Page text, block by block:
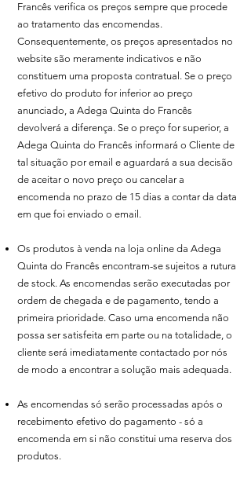
Francês verifica os preços sempre que procede
ao tratamento das encomendas.
Consequentemente, os preços apresentados no
website são meramente indicativos e não
constituem uma proposta contratual. Se o preço
efetivo do produto for inferior ao preço
anunciado, a Adega Quinta do Francês
devolverá a diferença. Se o preço for superior, a
Adega Quinta do Francês informará o Cliente de
tal situação por email e aguardará a sua decisão
de aceitar o novo preço ou cancelar a
encomenda no prazo de 15 dias a contar da data
em que foi enviado o email.
Os produtos à venda na loja online da Adega
Quinta do Francês encontram-se sujeitos a rutura
de stock. As encomendas serão executadas por
ordem de chegada e de pagamento, tendo a
primeira prioridade. Caso uma encomenda não
possa ser satisfeita em parte ou na totalidade, o
cliente será imediatamente contactado por nós
de modo a encontrar a solução mais adequada.
As encomendas só serão processadas após o
recebimento efetivo do pagamento - só a
encomenda em si não constitui uma reserva dos
produtos.